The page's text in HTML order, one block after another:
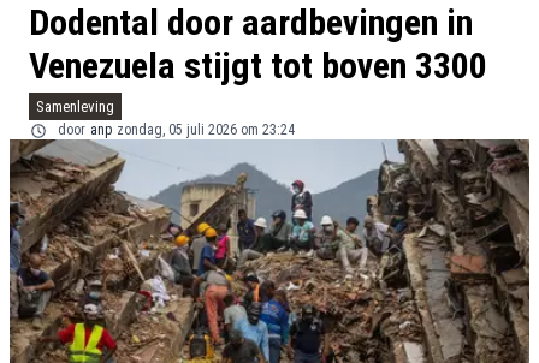
Dodental door aardbevingen in
Venezuela stijgt tot boven 3300
Samenleving
door anp zondag, 05 juli 2026 om 23:24